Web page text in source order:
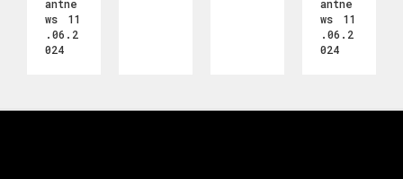
antne
ws
11
.06.2
024
antne
ws
11
.06.2
024